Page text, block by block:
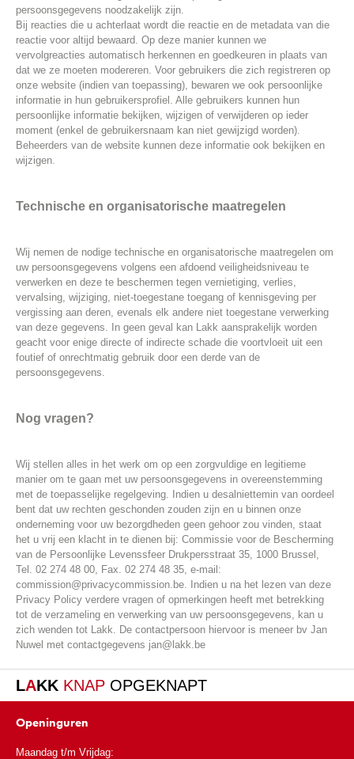
persoonsgegevens noodzakelijk zijn.
Bij reacties die u achterlaat wordt die reactie en de metadata van die
reactie voor altijd bewaard. Op deze manier kunnen we
vervolgreacties automatisch herkennen en goedkeuren in plaats van
dat we ze moeten modereren. Voor gebruikers die zich registreren op
onze website (indien van toepassing), bewaren we ook persoonlijke
informatie in hun gebruikersprofiel. Alle gebruikers kunnen hun
persoonlijke informatie bekijken, wijzigen of verwijderen op ieder
moment (enkel de gebruikersnaam kan niet gewijzigd worden).
Beheerders van de website kunnen deze informatie ook bekijken en
wijzigen.
Technische en organisatorische maatregelen
Wij nemen de nodige technische en organisatorische maatregelen om
uw persoonsgegevens volgens een afdoend veiligheidsniveau te
verwerken en deze te beschermen tegen vernietiging, verlies,
vervalsing, wijziging, niet-toegestane toegang of kennisgeving per
vergissing aan deren, evenals elk andere niet toegestane verwerking
van deze gegevens. In geen geval kan Lakk aansprakelijk worden
geacht voor enige directe of indirecte schade die voortvloeit uit een
foutief of onrechtmatig gebruik door een derde van de
persoonsgegevens.
Nog vragen?
Wij stellen alles in het werk om op een zorgvuldige en legitieme
manier om te gaan met uw persoonsgegevens in overeenstemming
met de toepasselijke regelgeving. Indien u desalniettemin van oordeel
bent dat uw rechten geschonden zouden zijn en u binnen onze
onderneming voor uw bezorgdheden geen gehoor zou vinden, staat
het u vrij een klacht in te dienen bij: Commissie voor de Bescherming
van de Persoonlijke Levenssfeer Drukpersstraat 35, 1000 Brussel,
Tel. 02 274 48 00, Fax. 02 274 48 35, e-mail:
commission@privacycommission.be. Indien u na het lezen van deze
Privacy Policy verdere vragen of opmerkingen heeft met betrekking
tot de verzameling en verwerking van uw persoonsgegevens, kan u
zich wenden tot Lakk. De contactpersoon hiervoor is meneer bv Jan
Nuwel met contactgegevens jan@lakk.be
LAKK KNAP OPGEKNAPT
Openinguren
Maandag t/m Vrijdag: